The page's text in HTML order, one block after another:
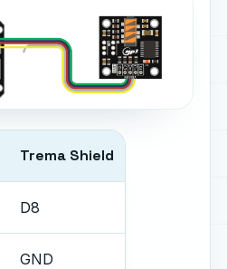
Trema Shield
D8
GND